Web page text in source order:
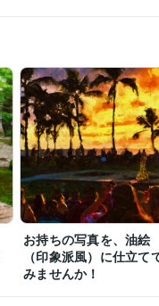
お持ちの写真を、油絵
（印象派風）に仕立て
みませんか！